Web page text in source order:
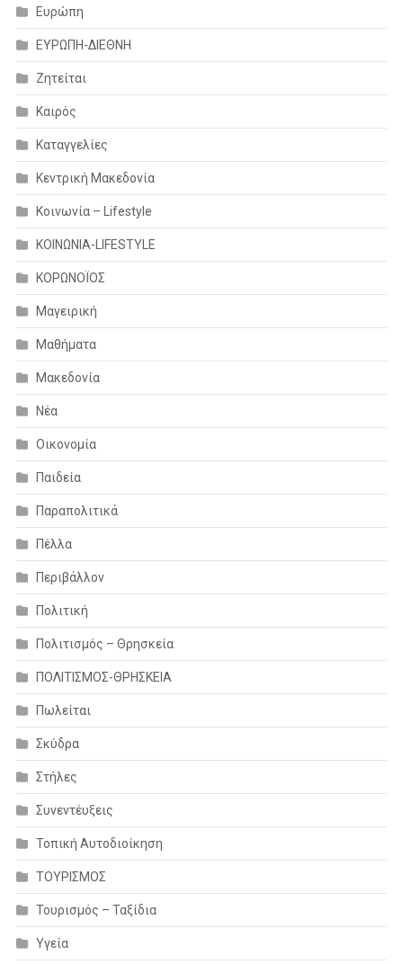
Ευρώπη
ΕΥΡΩΠΗ-ΔΙΕΘΝΗ
Ζητείται
Καιρός
Καταγγελίες
Κεντρική Μακεδονία
Κοινωνία – Lifestyle
ΚΟΙΝΩΝΙΑ-LIFESTYLE
ΚΟΡΩΝΟΪΟΣ
Μαγειρική
Μαθήματα
Μακεδονία
Νέα
Οικονομία
Παιδεία
Παραπολιτικά
Πέλλα
Περιβάλλον
Πολιτική
Πολιτισμός – Θρησκεία
ΠΟΛΙΤΙΣΜΟΣ-ΘΡΗΣΚΕΙΑ
Πωλείται
Σκύδρα
Στήλες
Συνεντέυξεις
Τοπική Αυτοδιοίκηση
ΤΟΥΡΙΣΜΟΣ
Τουρισμός – Ταξίδια
Υγεία